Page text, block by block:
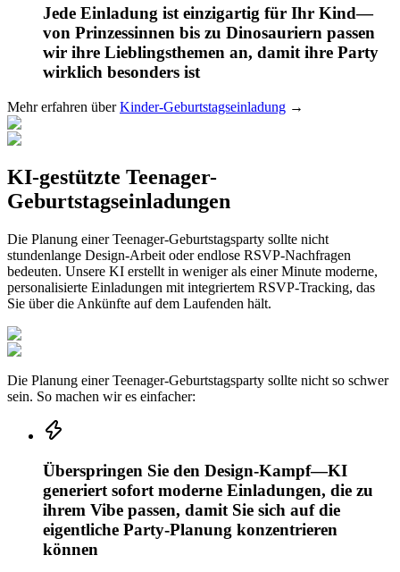
Jede Einladung ist einzigartig für Ihr Kind—
von Prinzessinnen bis zu Dinosauriern passen
wir ihre Lieblingsthemen an, damit ihre Party
wirklich besonders ist
Mehr erfahren über Kinder-Geburtstagseinladung →
KI-gestützte Teenager-
Geburtstagseinladungen
Die Planung einer Teenager-Geburtstagsparty sollte nicht
stundenlange Design-Arbeit oder endlose RSVP-Nachfragen
bedeuten. Unsere KI erstellt in weniger als einer Minute moderne,
personalisierte Einladungen mit integriertem RSVP-Tracking, das
Sie über die Ankünfte auf dem Laufenden hält.
Die Planung einer Teenager-Geburtstagsparty sollte nicht so schwer
sein. So machen wir es einfacher:
Überspringen Sie den Design-Kampf—KI
generiert sofort moderne Einladungen, die zu
ihrem Vibe passen, damit Sie sich auf die
eigentliche Party-Planung konzentrieren
können